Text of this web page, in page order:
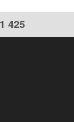
425